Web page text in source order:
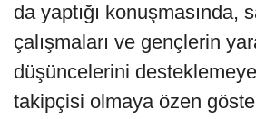
da yaptığı konuşmasında,
çalışmaları ve gençlerin
düşüncelerini
takipçisi olmaya özen